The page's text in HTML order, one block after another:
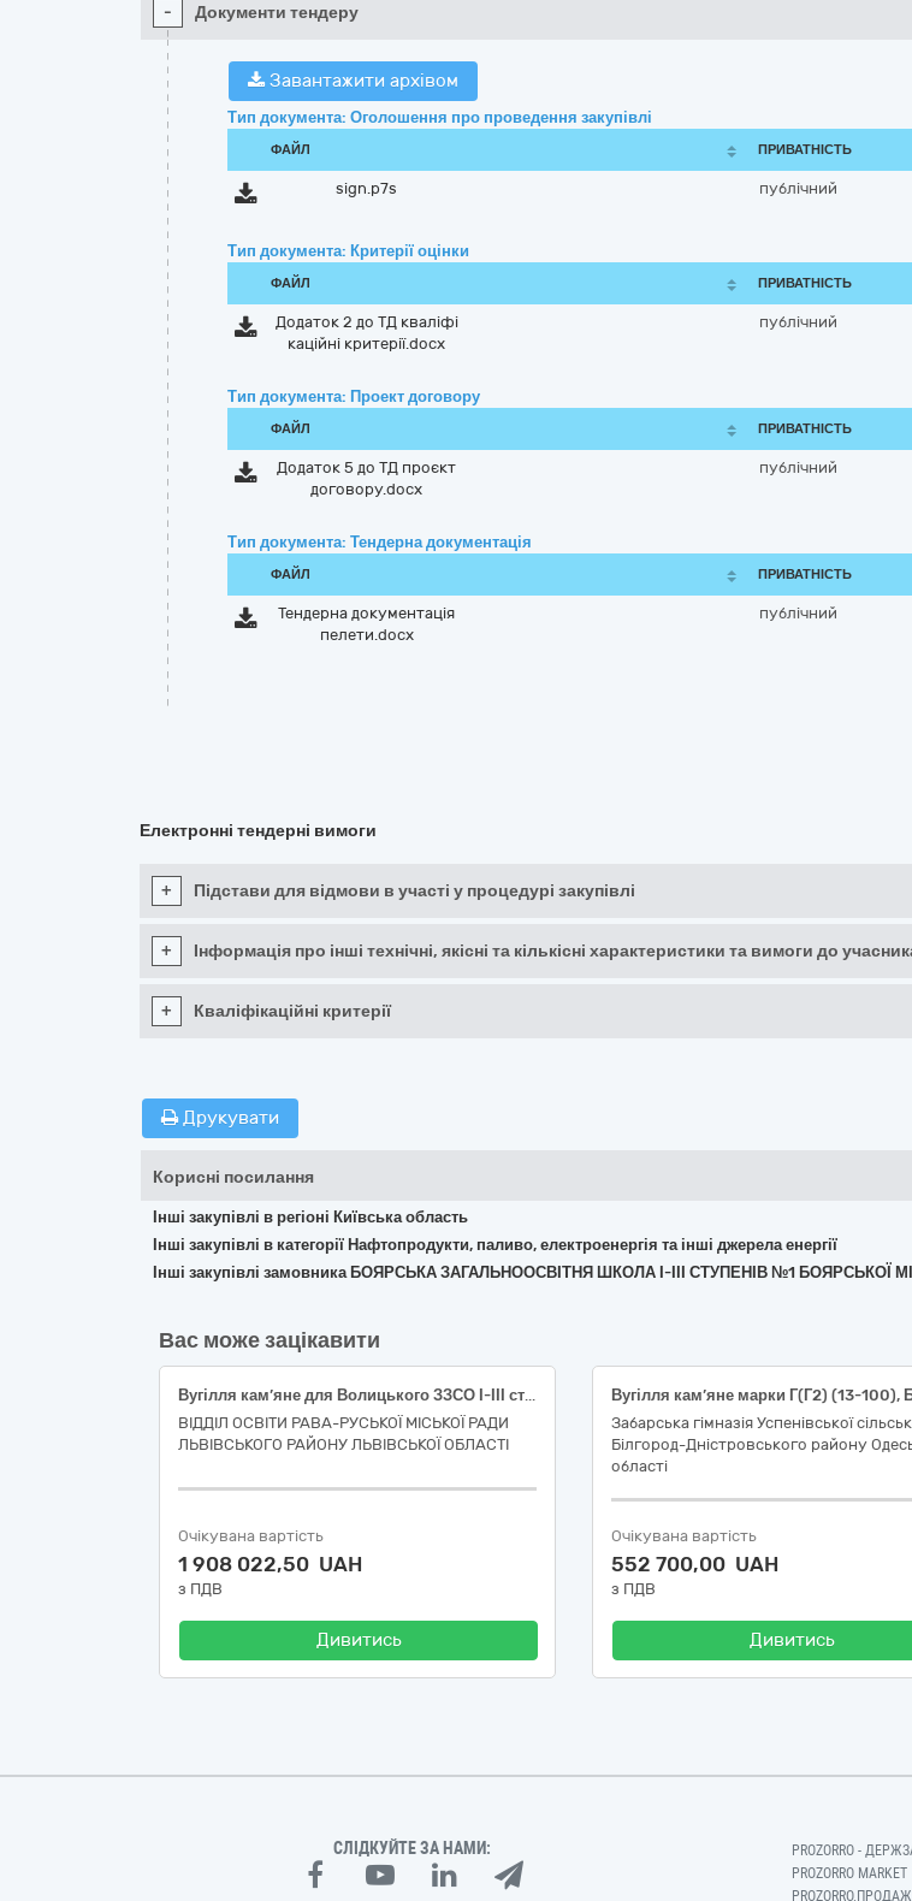
- Документи тендеру
Завантажити архівом
Тип документа: Оголошення про проведення закупівлі
ФАЙЛ ПРИВАТНІСТЬ
sign.p7s публічний
Тип документа: Критерії оцінки
ФАЙЛ ПРИВАТНІСТЬ
Додаток 2 до ТД кваліфі
каційні критерії.docx
публічний
Тип документа: Проект договору
ФАЙЛ ПРИВАТНІСТЬ
Додаток 5 до ТД проєкт
договору.docx
публічний
Тип документа: Тендерна документація
ФАЙЛ ПРИВАТНІСТЬ
Тендерна документація
пелети.docx
публічний
Електронні тендерні вимоги
+ Підстави для відмови в участі у процедурі закупівлі
+ Інформація про інші технічні, якісні та кількісні характеристики та вимоги до
+ Кваліфікаційні критерії
Друкувати
Корисні посилання
Інші закупівлі в регіоні Київська область
Інші закупівлі в категорії Нафтопродукти, паливо, електроенергія та інші джерела енергії
Інші закупівлі замовника БОЯРСЬКА ЗАГАЛЬНООСВІТНЯ ШКОЛА І-ІІІ СТУПЕНІВ №1 БОЯРСЬКОЇ
Вас може зацікавити
Вугілля кам’яне для Волицького ЗЗСО І-ІІІ ступенів та Забірської гімназії (Код 09110000-3 - Тверде паливо за ДК 021:2015 Єдиного закупівельного словника)
ВІДДІЛ ОСВІТИ РАВА-РУСЬКОЇ МІСЬКОЇ РАДИ
ЛЬВІВСЬКОГО РАЙОНУ ЛЬВІВСЬКОЇ ОБЛАСТІ
Очікувана вартість
1 908 022,50 UAH
з ПДВ
Дивитись
Забарська гімназія Успенівської
Білгород-Дністровського району
області
Очікувана вартість
552 700,00 UAH
з ПДВ
Дивитись
СЛІДКУЙТЕ ЗА НАМИ:
PROZORRO -
PROZORRO MARKET